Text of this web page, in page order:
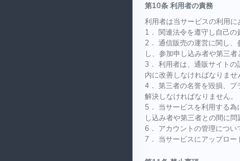
第10条 利用者の責務
利用者は当サービスの利用に
1． 関連法令を遵守し自己
2． 通信販売の運営に関し
し、参加申し込み者や第三
3． 利用者は、通販サイト
内に改善しなければなりませ
4． 第三者の名誉を毀損、
解決しなければなりません。
5． 当サービスを利用する
し込み者や第三者との間に
6． アカウントの管理につい
7． 当サービスにアップロー